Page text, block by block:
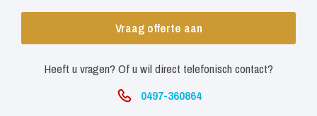
verkrijgbaar.
Vraag offerte aan
Heeft u vragen? Of u wil direct telefonisch contact?
0497-360864